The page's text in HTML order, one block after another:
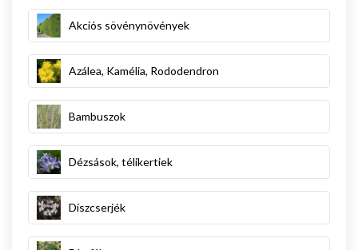
Akciós sövénynövények
Azálea, Kamélia, Rododendron
Bambuszok
Dézsások, télikertiek
Díszcserjék